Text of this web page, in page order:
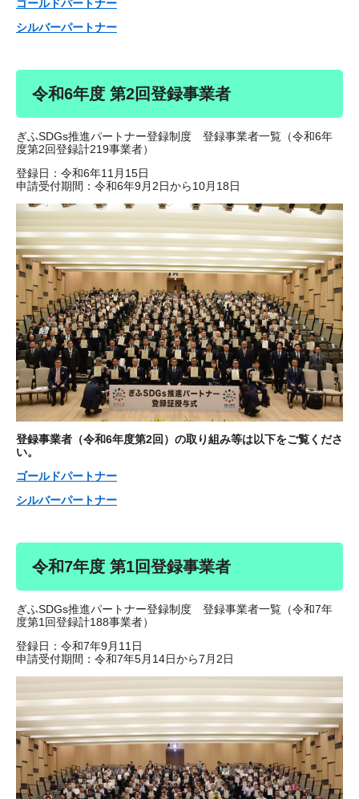
ゴールドパートナー
シルバーパートナー
​令和6年度 第2回登録事業者
ぎふSDGs推進パートナー登録制度 登録事業者一覧（令和6年
度第2回登録計219事業者）
登録日：令和6年11月15日
申請受付期間：令和6年9月2日から10月18日
登録事業者（令和6年度第2回）の取り組み等は以下をご覧くださ
い。
ゴールドパートナー
シルバーパートナー
​令和7年度 第1回登録事業者
​ぎふSDGs推進パートナー登録制度 登録事業者一覧（令和7年
度第1回登録計188事業者）
登録日：令和7年9月11日
申請受付期間：令和7年5月14日から7月2日